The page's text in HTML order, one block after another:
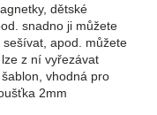
dětské
snadno ji můžete
apod. můžete
z ní vyřezávat
vhodná pro
2mm